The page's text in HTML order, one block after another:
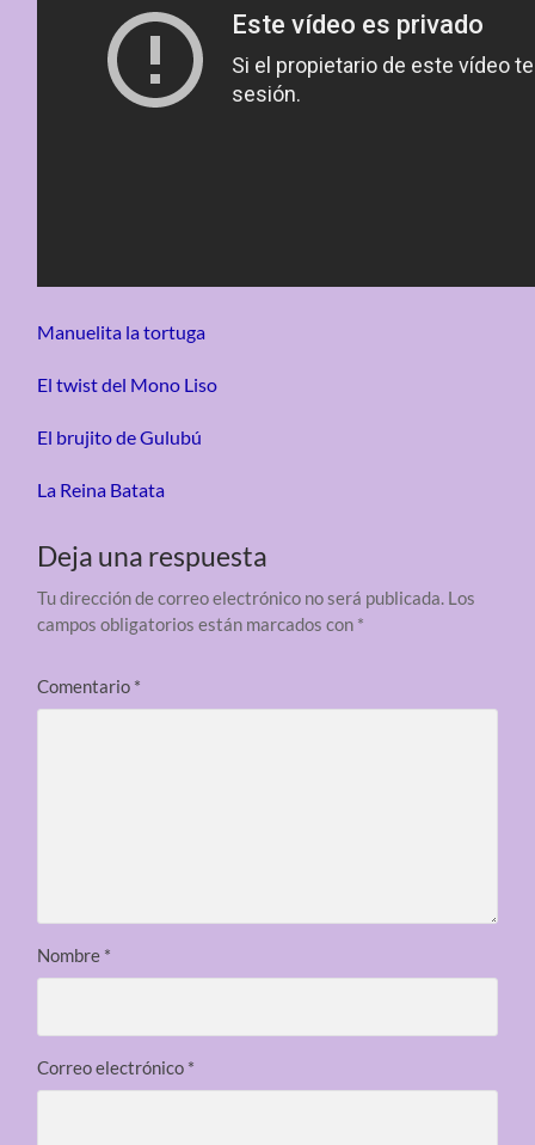
Manuelita la tortuga
El twist del Mono Liso
El brujito de Gulubú
La Reina Batata
Deja una respuesta
Tu dirección de correo electrónico no será publicada. Los
campos obligatorios están marcados con *
Comentario *
Nombre *
Correo electrónico *